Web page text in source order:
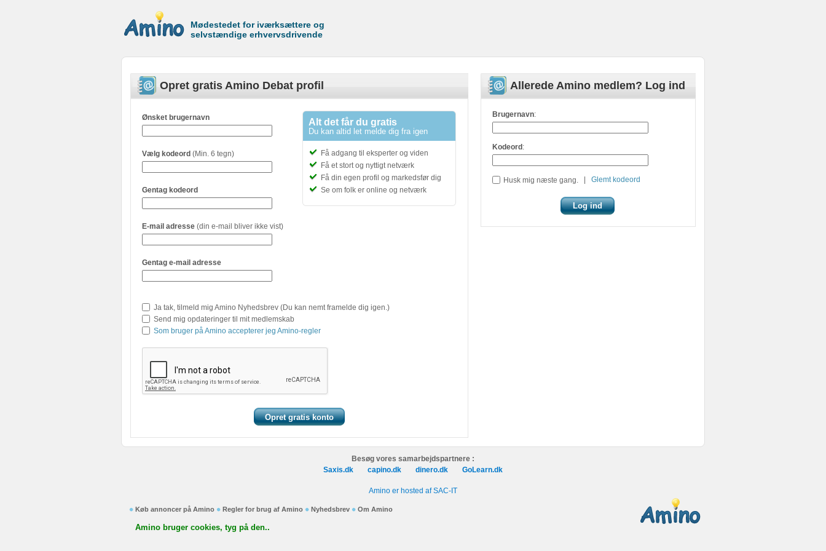
Mødestedet for iværksættere og
selvstændige erhvervsdrivende
Allerede Amino medlem? Log ind
Brugernavn:
Kodeord :
Husk mig næste gang. Glemt kodeord
Opret gratis Amino Debat profil
Alt det får du gratis
Du kan altid let melde dig fra igen
Få adgang til eksperter og viden
Få et stort og nyttigt netværk
Få din egen profil og markedsfør dig
Se om folk er online og netværk
Ønsket brugernavn
Vælg kodeord (Min. 6 tegn)
Gentag kodeord
E-mail adresse (din e-mail bliver ikke vist)
Gentag e-mail adresse
Ja tak, tilmeld mig Amino Nyhedsbrev (Du kan nemt framelde dig igen.)
Send mig opdateringer til mit medlemskab
Som bruger på Amino accepterer jeg Amino-regler
Besøg vores samarbejdspartnere :
Saxis.dk
capino.dk dinero.dk GoLearn.dk
Amino er hosted af SAC-IT
Køb annoncer på Amino Regler for brug af Amino Nyhedsbrev Om Amino
Amino bruger cookies, tyg på den..